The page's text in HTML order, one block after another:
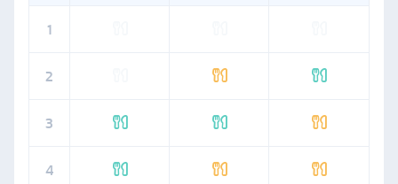
1
2
3
4